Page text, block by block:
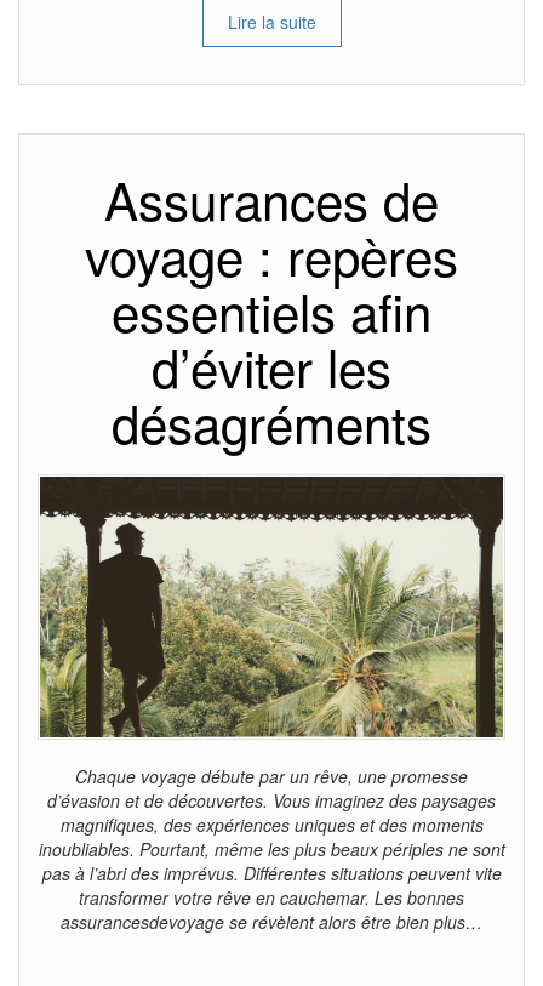
Lire la suite
Assurances de
voyage : repères
essentiels afin
d’éviter les
désagréments
Chaque voyage débute par un rêve, une promesse
d’évasion et de découvertes. Vous imaginez des paysages
magnifiques, des expériences uniques et des moments
inoubliables. Pourtant, même les plus beaux périples ne sont
pas à l’abri des imprévus. Différentes situations peuvent vite
transformer votre rêve en cauchemar. Les bonnes
assurancesdevoyage se révèlent alors être bien plus…